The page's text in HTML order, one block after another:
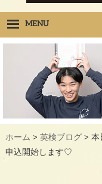
MENU
Heartの想い HOPE
クラス紹介 CLASS
先生紹介 INSTRUCTORS
ギャラリー GALLERY
教室概要 INFORMATION
ホーム > 英検ブログ> 本
申込開始します♡